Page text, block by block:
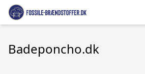
Badeponcho.dk